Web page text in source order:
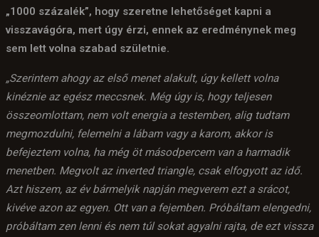
„1000 százalék”, hogy szeretne lehetőséget kapni a
visszavágóra, mert úgy érzi, ennek az eredménynek meg
sem lett volna szabad születnie.
„Szerintem ahogy az első menet alakult, úgy kellett volna
kinéznie az egész meccsnek. Még úgy is, hogy teljesen
összeomlottam, nem volt energia a testemben, alig tudtam
megmozdulni, felemelni a lábam vagy a karom, akkor is
befejeztem volna, ha még öt másodpercem van a harmadik
menetben. Megvolt az inverted triangle, csak elfogyott az idő.
Azt hiszem, az év bármelyik napján megverem ezt a srácot,
kivéve azon az egyen. Ott van a fejemben. Próbáltam elengedni,
próbáltam zen lenni és nem túl sokat agyalni rajta, de ezt vissza